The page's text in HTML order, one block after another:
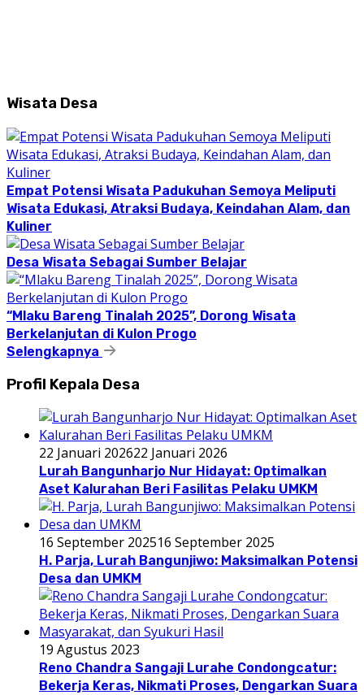
Wisata Desa
Empat Potensi Wisata Padukuhan Semoya Meliputi
Wisata Edukasi, Atraksi Budaya, Keindahan Alam, dan
Kuliner
Desa Wisata Sebagai Sumber Belajar
“Mlaku Bareng Tinalah 2025”, Dorong Wisata
Berkelanjutan di Kulon Progo
Selengkapnya
Profil Kepala Desa
22 Januari 202622 Januari 2026
Lurah Bangunharjo Nur Hidayat: Optimalkan
Aset Kalurahan Beri Fasilitas Pelaku UMKM
16 September 202516 September 2025
H. Parja, Lurah Bangunjiwo: Maksimalkan Potensi
Desa dan UMKM
19 Agustus 2023
Reno Chandra Sangaji Lurahe Condongcatur:
Bekerja Keras, Nikmati Proses, Dengarkan Suara